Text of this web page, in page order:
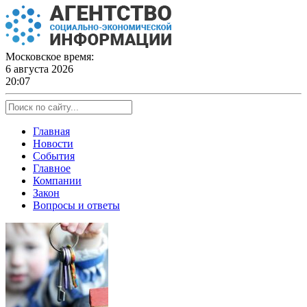
Skip
to
content
Московское время:
6 августа 2026
20:07
Главная
Новости
События
Главное
Компании
Закон
Вопросы и ответы